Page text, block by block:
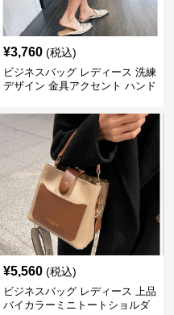
¥3,760 (税込)
ビジネスバッグ レディース 洗練
デザイン 金具アクセント ハンド
¥5,560 (税込)
ビジネスバッグ レディース 上品
バイカラーミニトートショルダ